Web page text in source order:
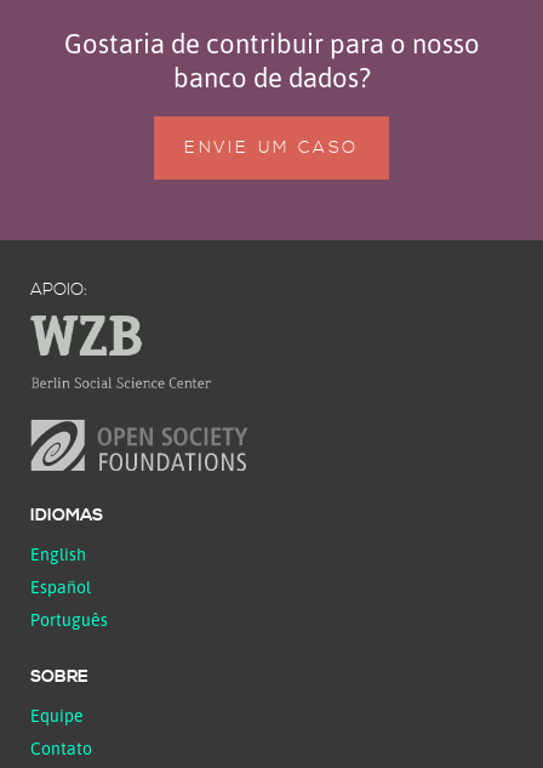
Gostaria de contribuir para o nosso
banco de dados?
ENVIE UM CASO
APOIO:
IDIOMAS
English
Español
Português
SOBRE
Equipe
Contato